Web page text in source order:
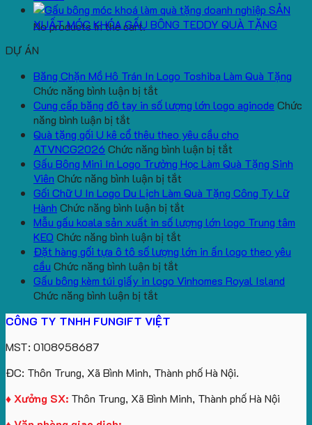
No products in the cart.
SẢN
XUẤT MÓC KHÓA GẤU BÔNG TEDDY QUÀ TẶNG
DỰ ÁN
Băng Chặn Mồ Hô Trán In Logo Toshiba Làm Quà Tặng
Chức năng bình luận bị tắt
Băng
Mồ
Hô
Trán
In
Logo
Toshiba
Làm
Quà
Tặng
Cung cấp băng đô tay in số lượng lớn logo aginode Chức
năng bình luận bị tắt
Cung
cấp
băng
đô
tay
in
số
lượng
lớn
logo
aginode
Quà tặng gối U kê cổ thêu theo yêu cầu cho
ATVNCG2026 Chức năng bình luận bị tắt
Quà
gối
kê
thêu
yêu
Gấu Bông Mini In Logo Trường Học Làm Quà Tặng Sinh
Viên Chức năng bình luận bị tắt
Gấu
Bông
Mini
Logo
Học
Gối Chữ U In Logo Du Lịch Làm Quà Tặng Công Ty Lữ
Hành Chức năng bình luận bị tắt
Gối
U
Logo
Công
Ty
Lữ
Mẫu gấu koala sản xuất in số lượng lớn logo Trung tâm
KEO Chức năng bình luận bị tắt
Mẫu
koala
lớn
logo
Trung
Đặt hàng gối tựa ô tô số lượng lớn in ấn logo theo yêu
cầu Chức năng bình luận bị tắt
Đặt
số
lượng
lớn
Gấu bông kèm túi giấy in logo Vinhomes Royal Island
Chức năng bình luận bị tắt
bông
giấy
logo
CÔNG TY TNHH FUNGIFT VIỆT
MST: 0108958687
ĐC: Thôn Trung, Xã Bình Minh, Thành phố Hà Nội.
♦ Xưởng SX: Thôn Trung, Xã Bình Minh, Thành phố Hà Nội